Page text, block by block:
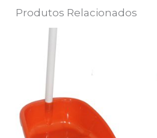
Produtos Relacionados